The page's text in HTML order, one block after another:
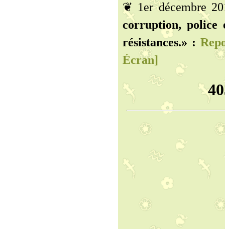
❦ 1er décembre
corruption, police
résistances.» :
Écran]